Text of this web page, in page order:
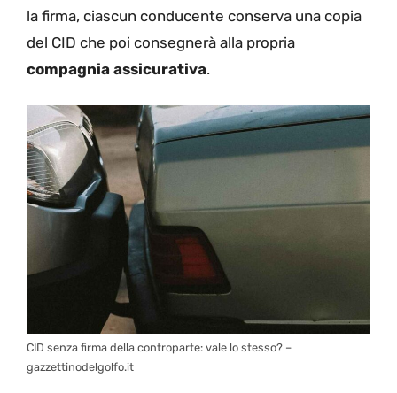
la firma, ciascun conducente conserva una copia
del CID che poi consegnerà alla propria
compagnia assicurativa.
CID senza firma della controparte: vale lo stesso? –
gazzettinodelgolfo.it